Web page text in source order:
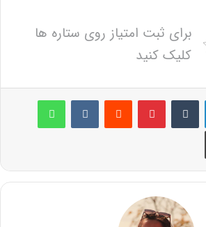
برای ثبت امتیاز روی ستاره ها
کلیک کنید
لینکدین ‫تامبلر پینترست‫رددیت ‫VKontakteواتس آپ
چاپ